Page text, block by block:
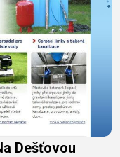
Dešťovou